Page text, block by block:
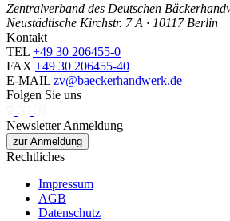
Zentralverband des Deutschen
Neustädtische Kirchstr. 7 A · 10117 Berlin
Kontakt
TEL +49 30 206455-0
FAX +49 30 206455-40
E-MAIL zv@baeckerhandwerk.de
Folgen Sie uns
Newsletter Anmeldung
zur Anmeldung
Rechtliches
Impressum
AGB
Datenschutz